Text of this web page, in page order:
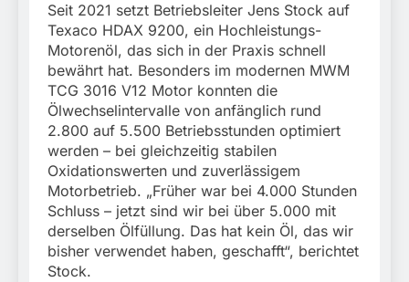
Seit 2021 setzt Betriebsleiter Jens Stock auf
Texaco HDAX 9200, ein Hochleistungs-
Motorenöl, das sich in der Praxis schnell
bewährt hat. Besonders im modernen MWM
TCG 3016 V12 Motor konnten die
Ölwechselintervalle von anfänglich rund
2.800 auf 5.500 Betriebsstunden optimiert
werden – bei gleichzeitig stabilen
Oxidationswerten und zuverlässigem
Motorbetrieb. „Früher war bei 4.000 Stunden
Schluss – jetzt sind wir bei über 5.000 mit
derselben Ölfüllung. Das hat kein Öl, das wir
bisher verwendet haben, geschafft“, berichtet
Stock.